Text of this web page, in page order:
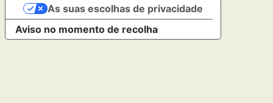
Aviso no momento de recolha
As suas escolhas de privacidade